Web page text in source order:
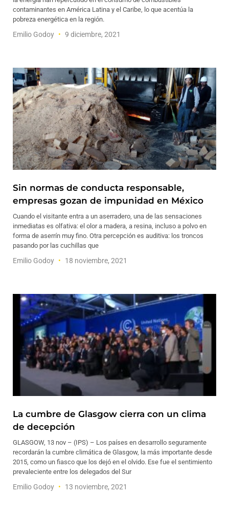
contaminantes en América Latina y el Caribe, lo que acentúa la
pobreza energética en la región.
Emilio Godoy 9 diciembre, 2021
Sin normas de conducta responsable,
empresas gozan de impunidad en México
Cuando el visitante entra a un aserradero, una de las sensaciones
inmediatas es olfativa: el olor a madera, a resina, incluso a polvo en
forma de aserrín muy fino. Otra percepción es auditiva: los troncos
pasando por las cuchillas que
Emilio Godoy 18 noviembre, 2021
La cumbre de Glasgow cierra con un clima
de decepción
GLASGOW, 13 nov – (IPS) – Los países en desarrollo seguramente
recordarán la cumbre climática de Glasgow, la más importante desde
2015, como un fiasco que los dejó en el olvido. Ese fue el sentimiento
prevaleciente entre los delegados del Sur
Emilio Godoy 13 noviembre, 2021